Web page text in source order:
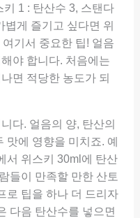
1 : 탄산수 3, 스탠다
볍게 즐기고 싶다면 위
기서 중요한 팁! 얼음
야 합니다. 처음에는
면 적당한 농도가 되
다. 얼음의 양, 탄산의
맛에 영향을 미치죠. 예
서 위스키 30ml에 탄산
들이 만족할 만한 산토
로 팁을 하나 더 드리자
다음 탄산수를 넣으면